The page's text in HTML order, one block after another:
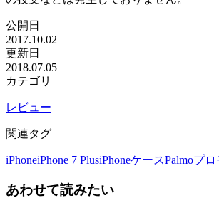
公開日
2017.10.02
更新日
2018.07.05
カテゴリ
レビュー
関連タグ
iPhoneiPhone 7 PlusiPhoneケースPalmoプロ
あわせて読みたい